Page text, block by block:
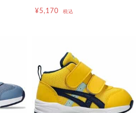
¥5,170 税込